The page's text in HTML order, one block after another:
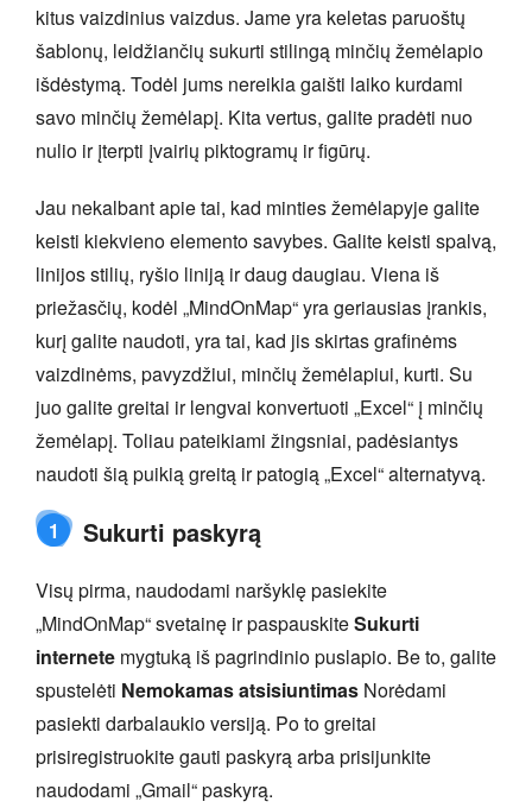
kitus vaizdinius vaizdus. Jame yra keletas paruoštų
šablonų, leidžiančių sukurti stilingą minčių žemėlapio
išdėstymą. Todėl jums nereikia gaišti laiko kurdami
savo minčių žemėlapį. Kita vertus, galite pradėti nuo
nulio ir įterpti įvairių piktogramų ir figūrų.
Jau nekalbant apie tai, kad minties žemėlapyje galite
keisti kiekvieno elemento savybes. Galite keisti spalvą,
linijos stilių, ryšio liniją ir daug daugiau. Viena iš
priežasčių, kodėl „MindOnMap“ yra geriausias įrankis,
kurį galite naudoti, yra tai, kad jis skirtas grafinėms
vaizdinėms, pavyzdžiui, minčių žemėlapiui, kurti. Su
juo galite greitai ir lengvai konvertuoti „Excel“ į minčių
žemėlapį. Toliau pateikiami žingsniai, padėsiantys
naudoti šią puikią greitą ir patogią „Excel“ alternatyvą.
1 Sukurti paskyrą
Visų pirma, naudodami naršyklę pasiekite
„MindOnMap“ svetainę ir paspauskiteSukurti
internete mygtuką iš pagrindinio puslapio. Be to, galite
spustelėti Nemokamas atsisiuntimas Norėdami
pasiekti darbalaukio versiją. Po to greitai
prisiregistruokite gauti paskyrą arba prisijunkite
naudodami „Gmail“ paskyrą.